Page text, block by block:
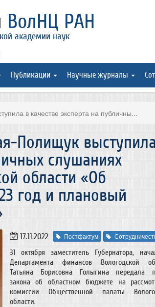
ВолНЦ РАН
академии наук
Публикации Научные журналы
в качестве эксперта на публичны...
Полищук
слушаниях
области «Об
год и плановый
17.11.2022 Постфактум
31 октября заместитель Губернатора,
Департамента финансов Вологодской
Татьяна Борисовна Голыгина передала
закона об областном бюджете на
комиссии Общественной палаты
области.